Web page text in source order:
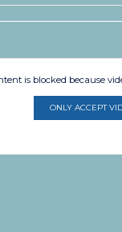
is blocked because
ONLY ACCEPT